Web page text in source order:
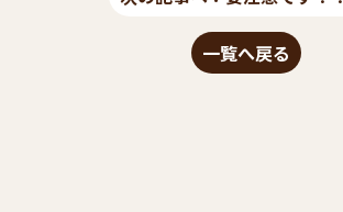
一覧へ戻る